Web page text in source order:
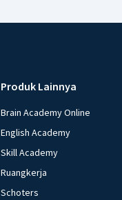
Produk Lainnya
Brain Academy Online
English Academy
Skill Academy
Ruangkerja
Schoters